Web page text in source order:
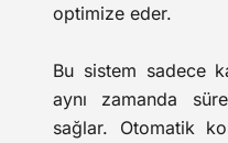
optimize eder.
Bu sistem sadece
aynı zamanda
sağlar. Otomatik